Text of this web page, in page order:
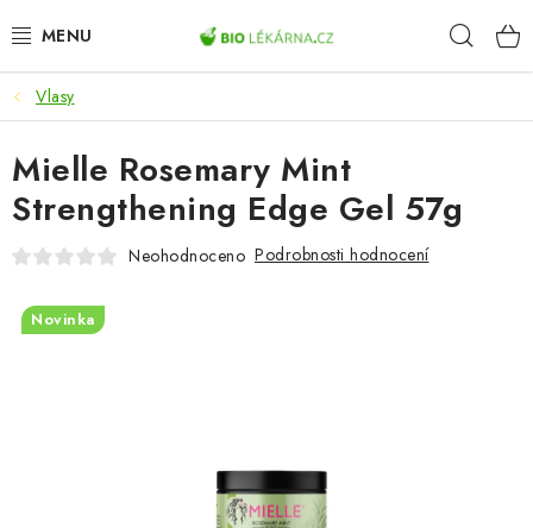
na
AKCE
DOPLŇKY STRAVY
PŘÍRODNÍ KOSMETIKA
Vlasy
Mielle Rosemary Mint
Strengthening Edge Gel 57g
Neohodnoceno Podrobnosti hodnocení
Novinka